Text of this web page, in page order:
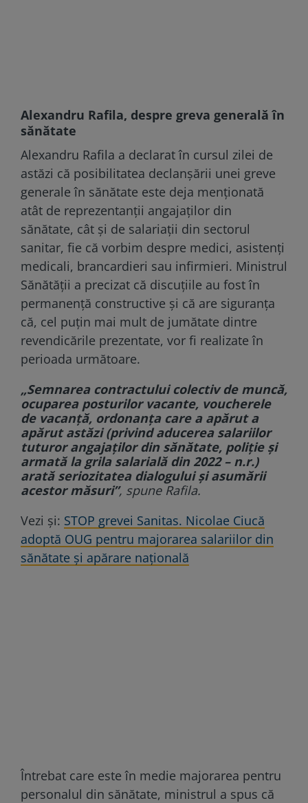
Alexandru Rafila, despre greva generală în
sănătate
Alexandru Rafila a declarat în cursul zilei de
astăzi că posibilitatea declanșării unei greve
generale în sănătate este deja menționată
atât de reprezentanții angajaților din
sănătate, cât și de salariații din sectorul
sanitar, fie că vorbim despre medici, asistenți
medicali, brancardieri sau infirmieri. Ministrul
Sănătății a precizat că discuțiile au fost în
permanență constructive și că are siguranța
că, cel puțin mai mult de jumătate dintre
revendicările prezentate, vor fi realizate în
perioada următoare.
„Semnarea contractului colectiv de muncă,
ocuparea posturilor vacante, voucherele
de vacanţă, ordonanţa care a apărut a
apărut astăzi (privind aducerea salariilor
tuturor angajaţilor din sănătate, poliţie şi
armată la grila salarială din 2022 – n.r.)
arată seriozitatea dialogului şi asumării
acestor măsuri”, spune Rafila.
Vezi și: STOP grevei Sanitas. Nicolae Ciucă
adoptă OUG pentru majorarea salariilor din
sănătate și apărare națională
Întrebat care este în medie majorarea pentru
personalul din sănătate, ministrul a spus că